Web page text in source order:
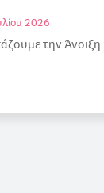
17 Ιουλίου 2026
Ένας